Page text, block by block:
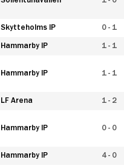
Skytteholms IP 0 - 1
Hammarby IP 1 - 1
Hammarby IP 1 - 1
LF Arena 1 - 2
Hammarby IP 0 - 0
Hammarby IP 4 - 0